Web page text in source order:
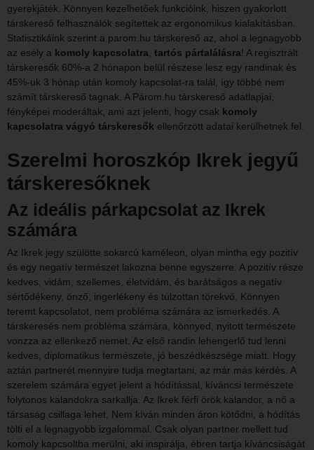
gyerekjáték. Könnyen kezelhetőek funkcióink, hiszen gyakorlott
társkereső felhasználók segítettek az ergonomikus kialakításban.
Statisztikáink szerint a parom.hu társkereső az, ahol a legnagyobb
az esély a komoly kapcsolatra tartós pártalálásra! A regisztrált
társkeresők 60%-a 2 hónapon belül részese lesz egy randinak és
45%-uk 3 hónap után komoly kapcsolat-ra talál, így többé nem
számít társkereső tagnak. A Párom.hu társkereső adatlapjai,
fényképei moderáltak, ami azt jelenti, hogy csak komoly
kapcsolatra vágyó társkeresők ellenőrzött adatai kerülhetnek fel.
Szerelmi horoszkóp Ikrek jegyű
társkeresőknek
Az ideális párkapcsolat az Ikrek
számára
Az Ikrek jegy szülötte sokarcú kaméleon, olyan mintha egy pozitív
és egy negatív természet lakozna benne egyszerre. A pozitív része
kedves, vidám, szellemes, életvidám, és barátságos a negatív
sértődékeny, önző, ingerlékeny és túlzottan törekvő. Könnyen
teremt kapcsolatot, nem probléma számára az ismerkedés. A
társkeresés nem probléma számára, könnyed, nyitott természete
vonzza az ellenkező nemet. Az első randin lehengerlő tud lenni
kedves, diplomatikus természete, jó beszédkészsége miatt. Hogy
aztán partnerét mennyire tudja megtartani, az már más kérdés. A
szerelem számára egyet jelent a hódítással, kíváncsi természete
folytonos kalandokra sarkallja. Az Ikrek férfi örök kalandor, a nő a
társaság csillaga lehet. Nem kíván minden áron kötődni, a hódítás
tölti el a legnagyobb izgalommal. Csak olyan partner mellett tud
komoly kapcsoltba merülni, aki inspirálja, ébren tartja kíváncsiságát